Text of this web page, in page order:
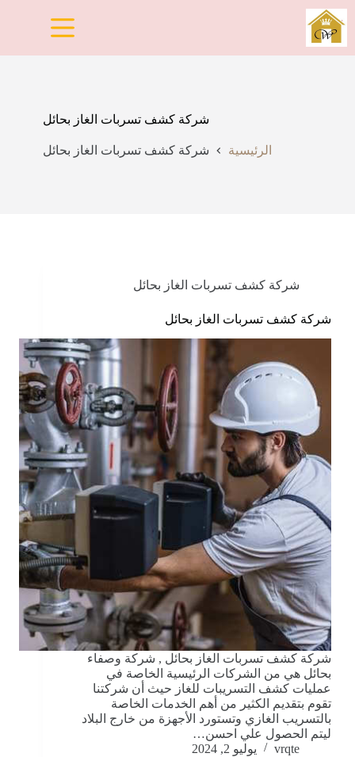
التجاوز
إلى
المحتوى
شركة كشف تسربات الغاز بحائل
الرئيسية شركة كشف تسربات الغاز بحائل
شركة كشف تسربات الغاز بحائل
شركة كشف تسربات الغاز بحائل
شركة كشف تسربات الغاز بحائل , شركة وصفاء
بحائل هي من الشركات الرئيسية الخاصة في
عمليات كشف التسريبات للغاز حيث أن شركتنا
تقوم بتقديم الكثير من أهم الخدمات الخاصة
بالتسريب الغازي وتستورد الأجهزة من خارج البلاد
ليتم الحصول علي احسن…
vrqte
يوليو 2, 2024